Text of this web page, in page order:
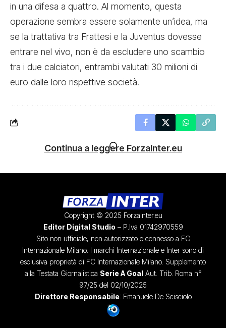
in una difesa a quattro. Al momento, questa
operazione sembra essere solamente un’idea, ma
se la trattativa tra Frattesi e la Juventus dovesse
entrare nel vivo, non è da escludere uno scambio
tra i due calciatori, entrambi valutati 30 milioni di
euro dalle loro rispettive società.
Continua a leggere ForzaInter.eu
Copyright © 2025 ForzaInter.eu
Editor Digital Studio – P.Iva 01742970559
Sito non ufficiale, non autorizzato o connesso a FC
Internazionale Milano. I marchi Internazionale e Inter sono di
esclusiva proprietà di FC Internazionale Milano. Supplemento
alla Testata Giornalistica Serie A GoalAut. Trib. Roma n°
97/25 del 02/10/2025
Direttore Responsabile: Emanuele De Scisciolo